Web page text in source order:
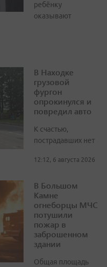
ребёнку
оказывают
В Находке
грузовой
фургон
опрокинулся и
повредил авто
К счастью,
пострадавших нет
12:12, 6 августа 2026
В Большом
Камне
огнеборцы МЧС
потушили
пожар в
заброшенном
здании
Общая площадь